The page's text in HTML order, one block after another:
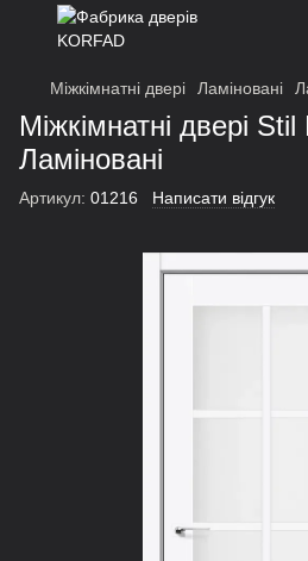
Міжкімнатні двері Ламіновані
Міжкімнатні двері
Ламіновані
Артикул: 01216 Написати відгук